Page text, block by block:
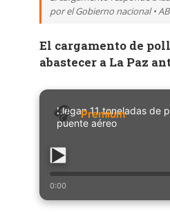
por el Gobierno nacional •
El cargamento de
abastecer a La Paz
Llegan 11 toneladas de
puente aéreo
0:00